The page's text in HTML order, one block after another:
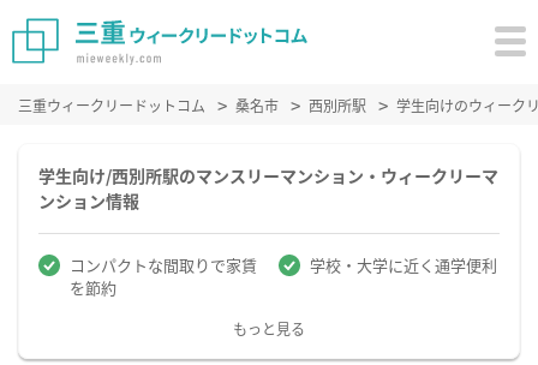
三重ウィークリードットコム 桑名市 西別所駅 学生向けのウィーク
学生向け/西別所駅のマンスリーマンション・ウィークリーマ
ンション情報
コンパクトな間取りで家賃
を節約
学校・大学に近く通学便利
もっと見る